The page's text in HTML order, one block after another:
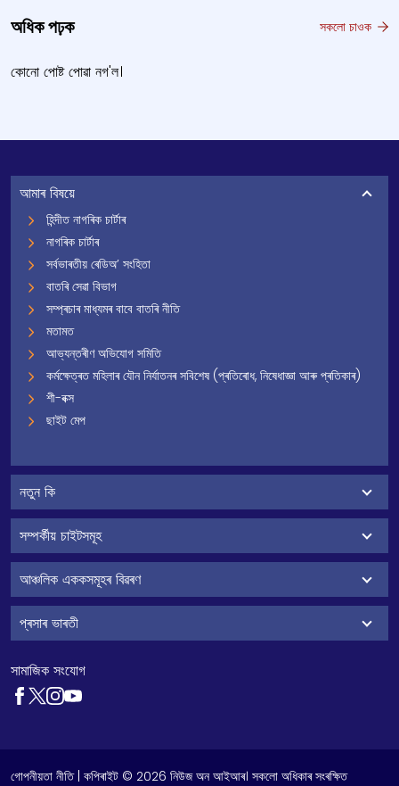
অধিক পঢ়ক সকলো চাওক
কোনো পোষ্ট পোৱা নগ'ল।
আমাৰ বিষয়ে
হিন্দীত নাগৰিক চাৰ্টাৰ
নাগৰিক চাৰ্টাৰ
সৰ্বভাৰতীয় ৰেডিঅ’ সংহিতা
বাতৰি সেৱা বিভাগ
সম্প্ৰচাৰ মাধ্যমৰ বাবে বাতৰি নীতি
মতামত
আভ্যন্তৰীণ অভিযোগ সমিতি
কৰ্মক্ষেত্ৰত মহিলাৰ যৌন নিৰ্যাতনৰ সবিশেষ (প্ৰতিৰোধ, নিষেধাজ্ঞা আৰু প্ৰতিকাৰ)
শী-বক্স
ছাইট মেপ
নতুন কি
সম্পৰ্কীয় চাইটসমূহ
আঞ্চলিক এককসমূহৰ বিৱৰণ
প্ৰসাৰ ভাৰতী
সামাজিক সংযোগ
গোপনীয়তা নীতি| কপিৰাইট © 2026 নিউজ অন আইআৰ। সকলো অধিকাৰ সংৰক্ষিত